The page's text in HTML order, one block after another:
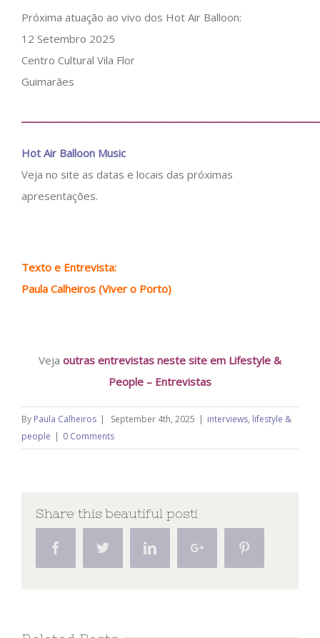
Próxima atuação ao vivo dos Hot Air Balloon:
12 Setembro 2025
Centro Cultural Vila Flor
Guimarães
Hot Air Balloon Music
Veja no site as datas e locais das próximas
apresentações.
Texto e Entrevista:
Paula Calheiros (Viver o Porto)
Veja outras entrevistas neste site em Lifestyle &
People – Entrevistas
By Paula Calheiros | September 4th, 2025 | interviews, lifestyle &
people | 0 Comments
Share this beautiful post!
Facebook Twitter LinkedinGoogle+